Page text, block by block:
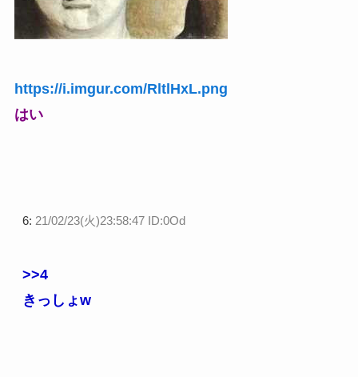
https://i.imgur.com/RltlHxL.png
はい
6: 21/02/23(火)23:58:47 ID:0Od
>>4
きっしょw